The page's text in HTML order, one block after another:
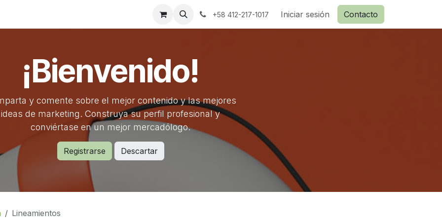
+58 412-217-1017 Iniciar sesión Contacto
¡Bienvenido!
y comente sobre el mejor contenido y las mejores
ideas de marketing. Construya su perfil profesional y
conviértase en un mejor mercadólogo.
Registrarse Descartar
Lineamientos